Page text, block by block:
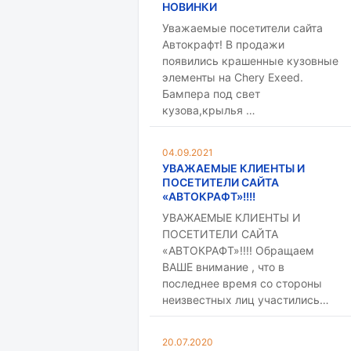
НОВИНКИ
Уважаемые посетители сайта
Автокрафт! В продажи
появились крашенные кузовные
элементы на Chery Exeed.
Бампера под свет
кузова,крылья …
04.09.2021
УВАЖАЕМЫЕ КЛИЕНТЫ И
ПОСЕТИТЕЛИ САЙТА
«АВТОКРАФТ»!!!!
УВАЖАЕМЫЕ КЛИЕНТЫ И
ПОСЕТИТЕЛИ САЙТА
«АВТОКРАФТ»!!!! Обращаем
ВАШЕ внимание , что в
последнее время со стороны
неизвестных лиц участились…
20.07.2020